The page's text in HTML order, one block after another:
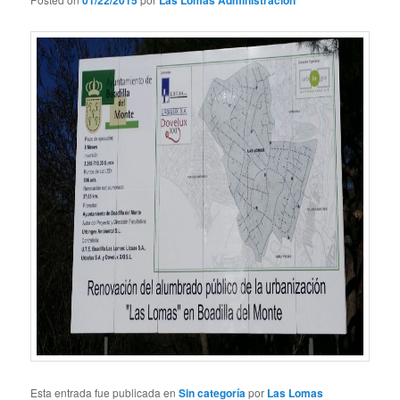
Esta entrada fue publicada enSin categoríapor Las Lomas